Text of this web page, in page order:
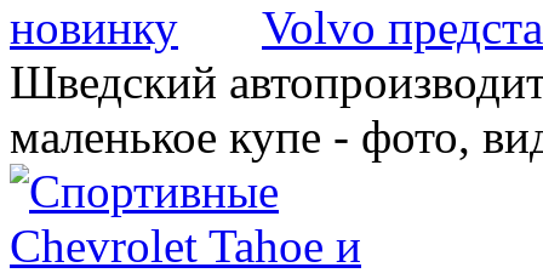
Volvo
Шведский
маленькое купе - фото,